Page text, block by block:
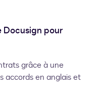
Docusign pour
grâce à une
accords en anglais et